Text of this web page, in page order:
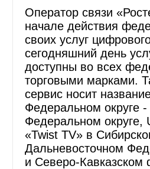
Оператор связи
начале действия
своих услуг
сегодняшний день
доступны во всех
торговыми марками.
сервис носит
Федеральном округе
Федеральном округе,
«Twist TV» в
Дальневосточном
и Северо-Кавказском